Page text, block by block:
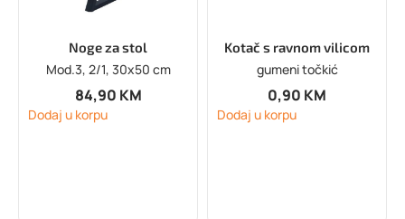
Noge za stol
Mod.3, 2/1, 30x50 cm
84,90 KM
Dodaj u korpu
Kotač s ravnom vilicom
gumeni točkić
0,90 KM
Dodaj u korpu